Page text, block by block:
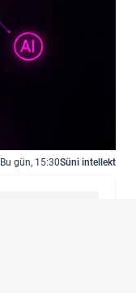
Bu gün, 15:30Süni intellekt